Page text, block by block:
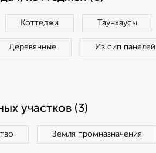
Коттеджи Таунхаусы
Деревянные Из сип панелей
участков (3)
Земля промназначения